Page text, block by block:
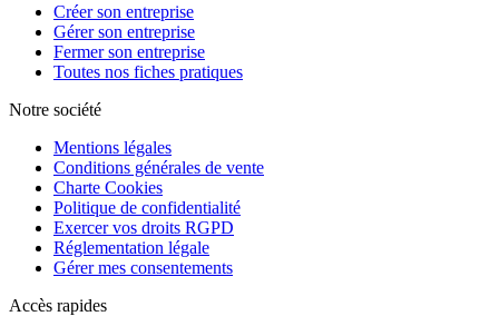
Créer son entreprise
Gérer son entreprise
Fermer son entreprise
Toutes nos fiches pratiques
Notre société
Mentions légales
Conditions générales de vente
Charte Cookies
Politique de confidentialité
Exercer vos droits RGPD
Réglementation légale
Gérer mes consentements
Accès rapides